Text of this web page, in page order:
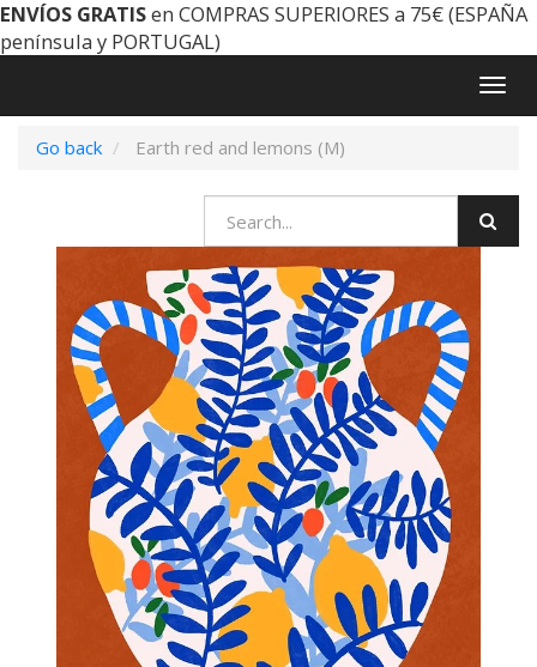
ENVÍOS GRATISen COMPRAS SUPERIORES a 75€ (ESPAÑA
península y PORTUGAL)
Go back
Earth red and lemons (M)